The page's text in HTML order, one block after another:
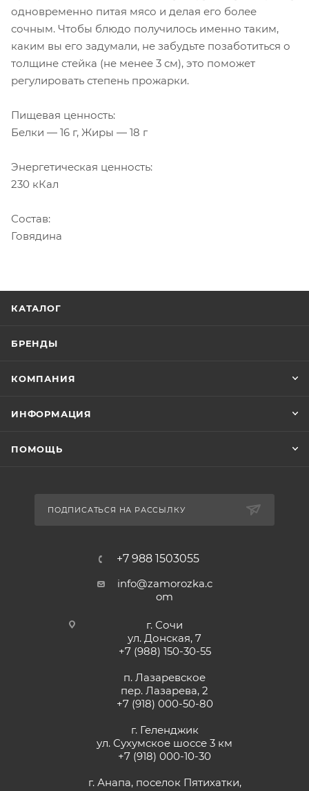
одновременно питая мясо и делая его более
сочным. Чтобы блюдо получилось именно таким,
каким вы его задумали, не забудьте позаботиться о
толщине стейка (не менее 3 см), это поможет
регулировать степень прожарки.
Пищевая ценность:
Белки — 16 г, Жиры — 18 г
Энергетическая ценность:
230 кКал
Состав:
Говядина
КАТАЛОГ
БРЕНДЫ
КОМПАНИЯ
ИНФОРМАЦИЯ
ПОМОЩЬ
ПОДПИСАТЬСЯ НА РАССЫЛКУ
+7 988 1503055
info@zamorozka.c
om
г. Сочи
ул. Донская, 7
+7 (988) 150-30-55
п. Лазаревское
пер. Лазарева, 2
+7 (918) 000-50-80
г. Геленджик
ул. Сухумское шоссе 3 км
+7 (918) 000-10-30
г. Анапа, поселок Пятихатки,